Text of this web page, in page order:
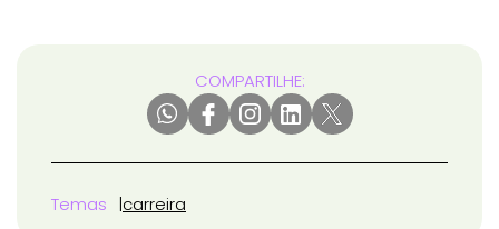
COMPARTILHE:
Temas carreira